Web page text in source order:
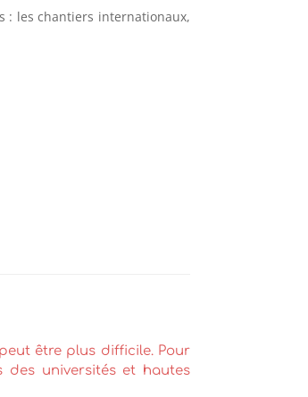
: les chantiers internationaux,
être plus difficile. Pour
des universités et hautes